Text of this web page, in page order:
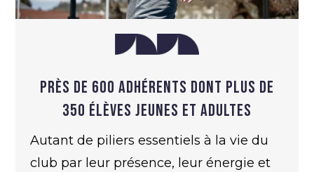
Près de 600 adhérents dont plus de
350 élèves jeunes et adultes
Autant de piliers essentiels à la vie du
club par leur présence, leur énergie et